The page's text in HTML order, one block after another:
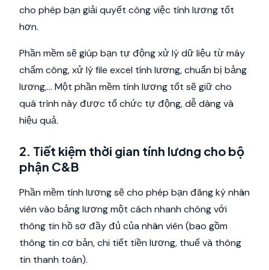
cho phép bạn giải quyết công việc tính lương tốt
hơn.
Phần mềm sẽ giúp bạn tự động xử lý dữ liệu từ máy
chấm công, xử lý file excel tính lương, chuẩn bị bảng
lương,... Một phần mềm tính lương tốt sẽ giữ cho
quá trình này được tổ chức tự động, dễ dàng và
hiệu quả.
2. Tiết kiệm thời gian tính lương cho bộ
phận C&B
Phần mềm tính lương sẽ cho phép bạn đăng ký nhân
viên vào bảng lương một cách nhanh chóng với
thông tin hồ sơ đầy đủ của nhân viên (bao gồm
thông tin cơ bản, chi tiết tiền lương, thuế và thông
tin thanh toán).